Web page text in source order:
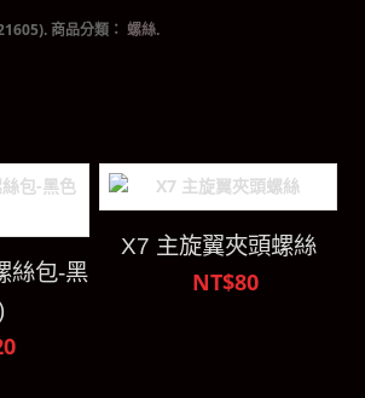
.商品分類： 螺絲.
絲包-黑
X7 主旋翼夾頭螺絲
NT$80